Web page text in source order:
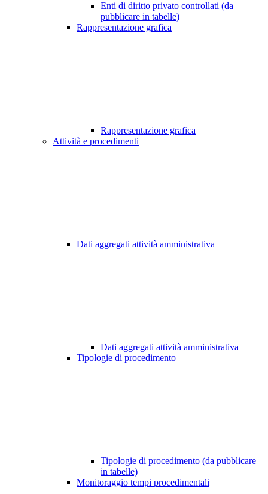
Enti di diritto privato controllati (da
pubblicare in tabelle)
Rappresentazione grafica
Rappresentazione grafica
Attività e procedimenti
Dati aggregati attività amministrativa
Dati aggregati attività amministrativa
Tipologie di procedimento
Tipologie di procedimento (da pubblicare
in tabelle)
Monitoraggio tempi procedimentali